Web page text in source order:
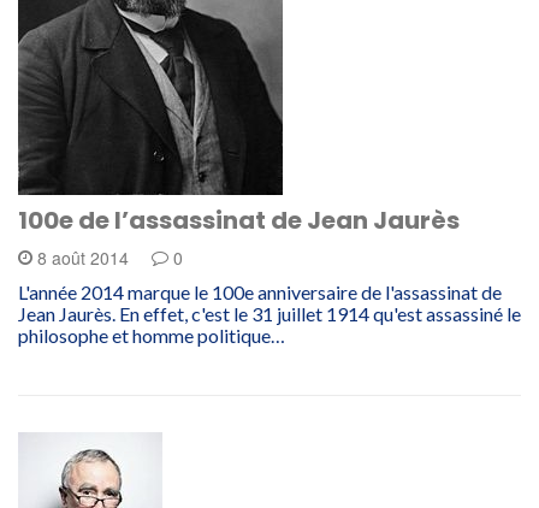
100e de l’assassinat de Jean Jaurès
8 août 2014 0
L'année 2014 marque le 100e anniversaire de l'assassinat de
Jean Jaurès. En effet, c'est le 31 juillet 1914 qu'est assassiné le
philosophe et homme politique…